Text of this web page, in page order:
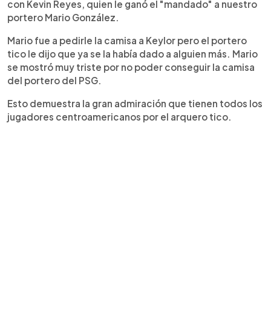
con Kevin Reyes, quien le ganó el "mandado" a nuestro
portero Mario González.
Mario fue a pedirle la camisa a Keylor pero el portero
tico le dijo que ya se la había dado a alguien más. Mario
se mostró muy triste por no poder conseguir la camisa
del portero del PSG.
Esto demuestra la gran admiración que tienen todos los
jugadores centroamericanos por el arquero tico.